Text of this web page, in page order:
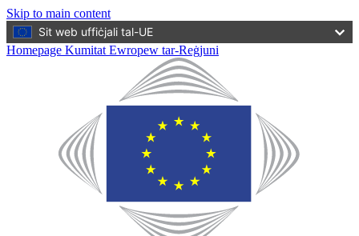
Skip to main content
Sit web uffiċjali tal-UE
Homepage Kumitat Ewropew tar-Reġjuni